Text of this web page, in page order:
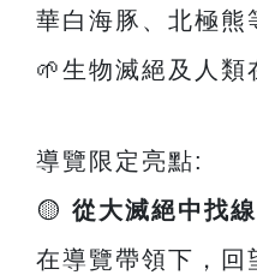
華白海豚、北極熊
🌱生物滅絕及人類
導覽限定亮點:
🟡 從大滅絕中找
在導覽帶領下，回